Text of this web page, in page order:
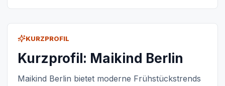
KURZPROFIL
Kurzprofil: Maikind Berlin
Maikind Berlin bietet moderne Frühstückstrends